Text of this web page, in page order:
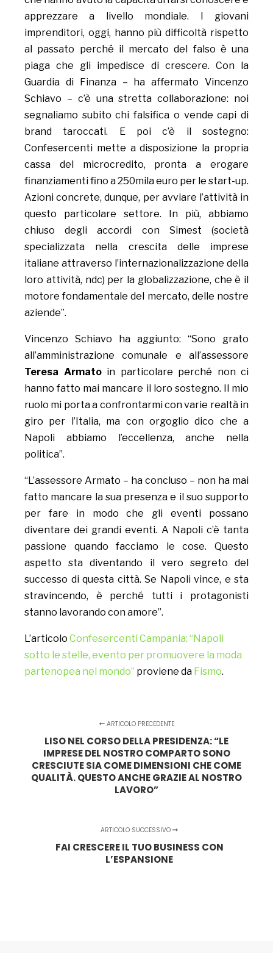
apprezzare a livello mondiale. I giovani
imprenditori, oggi, hanno più difficoltà rispetto
al passato perché il mercato del falso è una
piaga che gli impedisce di crescere. Con la
Guardia di Finanza – ha affermato Vincenzo
Schiavo – c’è una stretta collaborazione: noi
segnaliamo subito chi falsifica o vende capi di
brand taroccati. E poi c’è il sostegno:
Confesercenti mette a disposizione la propria
cassa del microcredito, pronta a erogare
finanziamenti fino a 250mila euro per le start-up.
Azioni concrete, dunque, per avviare l’attività in
questo particolare settore. In più, abbiamo
chiuso degli accordi con Simest (società
specializzata nella crescita delle imprese
italiane attraverso l’internazionalizzazione della
loro attività, ndc) per la globalizzazione, che è il
motore fondamentale del mercato, delle nostre
aziende”.
Vincenzo Schiavo ha aggiunto: “Sono grato
all’amministrazione comunale e all’assessore
Teresa Armatoin particolare perché non ci
hanno fatto mai mancare il loro sostegno. Il mio
ruolo mi porta a confrontarmi con varie realtà in
giro per l’Italia, ma con orgoglio dico che a
Napoli abbiamo l’eccellenza, anche nella
politica”.
“L’assessore Armato – ha concluso – non ha mai
fatto mancare la sua presenza e il suo supporto
per fare in modo che gli eventi possano
diventare dei grandi eventi. A Napoli c’è tanta
passione quando facciamo le cose. Questo
aspetto sta diventando il vero segreto del
successo di questa città. Se Napoli vince, e sta
stravincendo, è perché tutti i protagonisti
stanno lavorando con amore”.
L’articolo Confesercenti Campania: “Napoli
sotto le stelle, evento per promuovere la moda
partenopea nel mondo” proviene da Fismo.
ARTICOLO PRECEDENTE
LISO NEL CORSO DELLA PRESIDENZA: “LE
IMPRESE DEL NOSTRO COMPARTO SONO
CRESCIUTE SIA COME DIMENSIONI CHE COME
QUALITÀ. QUESTO ANCHE GRAZIE AL NOSTRO
LAVORO”
ARTICOLO SUCCESSIVO
FAI CRESCERE IL TUO BUSINESS CON
L’ESPANSIONE